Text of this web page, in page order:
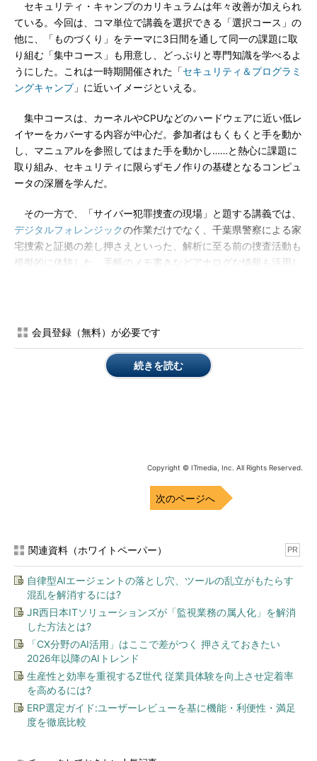
セキュリティ・キャンプのカリキュラムは年々改善が加えられ
ている。今回は、コマ単位で講義を選択できる「選択コース」の
他に、「ものづくり」をテーマに3日間を通して同一の課題に取
り組む「集中コース」も用意し、どっぷりと専門知識を学べるよ
うにした。これは一時期開催された「セキュリティ＆プログラミ
ングキャンプ」に近いイメージといえる。
集中コースは、カーネルやCPUなどのハードウェアに近い低レ
イヤーをカバーする内容が中心だ。参加者はもくもくと手を動か
し、マニュアルを参照してはまた手を動かし……と熱心に課題に
取り組み、セキュリティに限らずモノ作りの基礎となるコンピュ
ータの深層を学んだ。
その一方で、「サイバー犯罪捜査の現場」と題する講義では、
デジタルフォレンジックの作業だけでなく、千葉県警察による家
宅捜索と証拠の差し押さえといった、解析に至る前の捜査活動も
模擬的に体験した。手帳のメモ書きなどアナログな情報も活用し
「サイバー犯罪捜査の現場」と題する講義では、千葉県警の協
力を得て、デジタルフォレンジックに至る前の家宅捜索を体験し
他にも、CPU／FPGA（Field-Programmable Gate Array）か
会員登録（無料）が必要です
続きを読む
Copyright © ITmedia, Inc. All Rights Reserved.
次のページへ
関連資料（ホワイトペーパー） PR
自律型AIエージェントの落とし穴、ツールの乱立がもたらす
混乱を解消するには?
JR西日本ITソリューションズが「監視業務の属人化」を解消
した方法とは?
「CX分野のAI活用」はここで差がつく 押さえておきたい
2026年以降のAIトレンド
生産性と効率を重視するZ世代 従業員体験を向上させ定着率
を高めるには?
ERP選定ガイド:ユーザーレビューを基に機能・利便性・満足
度を徹底比較